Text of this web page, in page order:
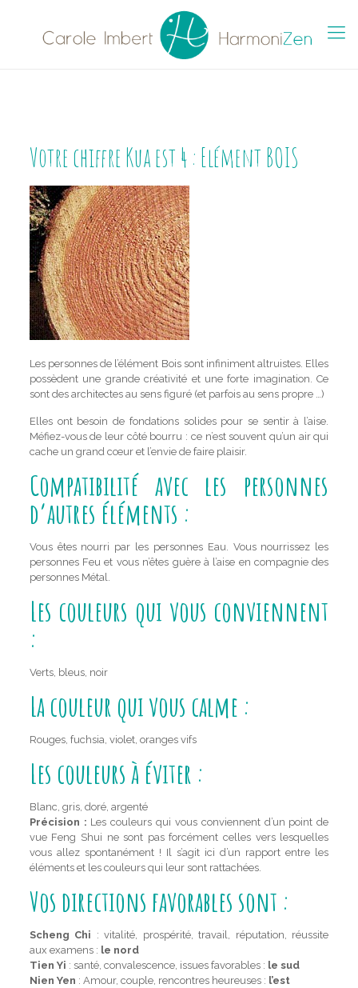
Votre chiffre Kua est 4 : Elément BOIS
Les personnes de l’élément Bois sont infiniment altruistes. Elles
possèdent une grande créativité et une forte imagination. Ce
sont des architectes au sens figuré (et parfois au sens propre …)
Elles ont besoin de fondations solides pour se sentir à l’aise.
Méfiez-vous de leur côté bourru : ce n’est souvent qu’un air qui
cache un grand cœur et l’envie de faire plaisir.
Compatibilité avec les personnes
d’autres éléments :
Vous êtes nourri par les personnes Eau. Vous nourrissez les
personnes Feu et vous n’êtes guère à l’aise en compagnie des
personnes Métal.
Les couleurs qui vous conviennent
:
Verts, bleus, noir
La couleur qui vous calme :
Rouges, fuchsia, violet, oranges vifs
Les couleurs à éviter :
Blanc, gris, doré, argenté
Précision : Les couleurs qui vous conviennent d’un point de
vue Feng Shui ne sont pas forcément celles vers lesquelles
vous allez spontanément ! Il s’agit ici d’un rapport entre les
éléments et les couleurs qui leur sont rattachées.
Vos directions favorables sont :
Scheng Chi : vitalité, prospérité, travail, réputation, réussite
aux examens : le nord
Tien Yi : santé, convalescence, issues favorables : le sud
Nien Yen : Amour, couple, rencontres heureuses : l’est